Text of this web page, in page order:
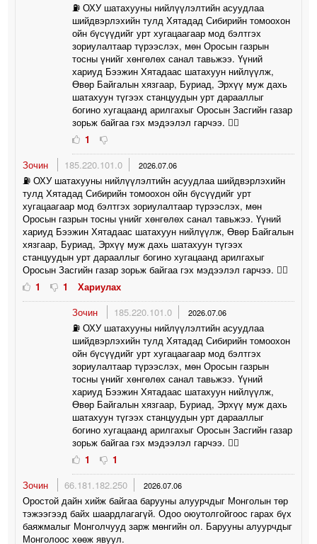
⛽️ ОХУ шатахууны нийлүүлэлтийн асуудлаа
шийдвэрлэхийн тулд Хятадад Сибирийн томоохон
ойн бүсүүдийг урт хугацаагаар мод бэлтгэх
зориулалтаар түрээслэх, мөн Оросын газрын
тосны үнийг хөнгөлөх санал тавьжээ. Үүний
хариуд Бээжин Хятадаас шатахуун нийлүүлж,
Өвөр Байгалын хязгаар, Буриад, Эрхүү муж дахь
шатахуун түгээх станцуудын урт дарааллыг
богино хугацаанд арилгахыг Оросын Засгийн газар
зорьж байгаа гэх мэдээлэл гарчээ. 🤦‍♀️
1
Зочин
185.220.101.0 2026.07.06
⛽️ ОХУ шатахууны нийлүүлэлтийн асуудлаа шийдвэрлэхийн
тулд Хятадад Сибирийн томоохон ойн бүсүүдийг урт
хугацаагаар мод бэлтгэх зориулалтаар түрээслэх, мөн
Оросын газрын тосны үнийг хөнгөлөх санал тавьжээ. Үүний
хариуд Бээжин Хятадаас шатахуун нийлүүлж, Өвөр Байгалын
хязгаар, Буриад, Эрхүү муж дахь шатахуун түгээх
станцуудын урт дарааллыг богино хугацаанд арилгахыг
Оросын Засгийн газар зорьж байгаа гэх мэдээлэл гарчээ. 🤦‍♀️
1
1
Хариулах
Зочин
185.220.101.0 2026.07.06
⛽️ ОХУ шатахууны нийлүүлэлтийн асуудлаа
шийдвэрлэхийн тулд Хятадад Сибирийн томоохон
ойн бүсүүдийг урт хугацаагаар мод бэлтгэх
зориулалтаар түрээслэх, мөн Оросын газрын
тосны үнийг хөнгөлөх санал тавьжээ. Үүний
хариуд Бээжин Хятадаас шатахуун нийлүүлж,
Өвөр Байгалын хязгаар, Буриад, Эрхүү муж дахь
шатахуун түгээх станцуудын урт дарааллыг
богино хугацаанд арилгахыг Оросын Засгийн газар
зорьж байгаа гэх мэдээлэл гарчээ. 🤦‍♀️
1
1
Зочин
66.181.182.250 2026.07.06
Оростой дайн хийж байгаа барууны алуурчдыг Монголын төр
тэжээгээд байх шаардлагагүй. Одоо оюутолгойгоос гарах бүх
баяжмалыг Монголчууд зарж мөнгийн ол. Барууны алуурчдыг
Монголоос хөөж явуул.